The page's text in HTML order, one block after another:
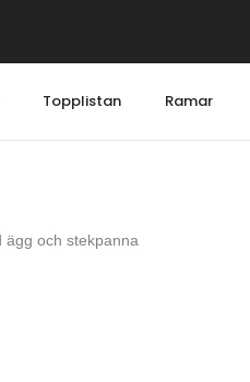
Topplistan Ramar